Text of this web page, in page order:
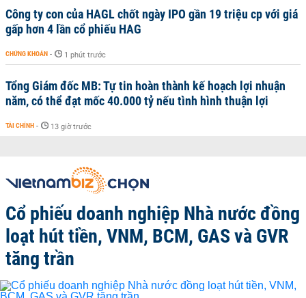
Công ty con của HAGL chốt ngày IPO gần 19 triệu cp với giá
gấp hơn 4 lần cổ phiếu HAG
CHỨNG KHOÁN - 1 phút trước
Tổng Giám đốc MB: Tự tin hoàn thành kế hoạch lợi nhuận
năm, có thể đạt mốc 40.000 tỷ nếu tình hình thuận lợi
TÀI CHÍNH - 13 giờ trước
Cổ phiếu doanh nghiệp Nhà nước đồng
loạt hút tiền, VNM, BCM, GAS và GVR
tăng trần